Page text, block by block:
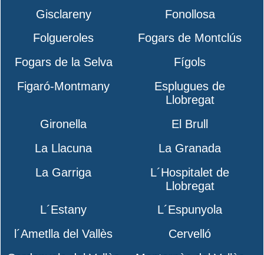
Gisclareny
Fonollosa
Folgueroles
Fogars de Montclús
Fogars de la Selva
Fígols
Figaró-Montmany
Esplugues de
Llobregat
Gironella
El Brull
La Llacuna
La Granada
La Garriga
L´Hospitalet de
Llobregat
L´Estany
L´Espunyola
l´Ametlla del Vallès
Cervelló